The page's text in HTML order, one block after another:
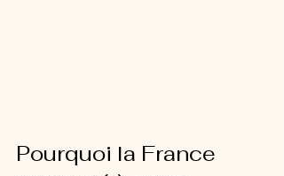
Pourquoi la France